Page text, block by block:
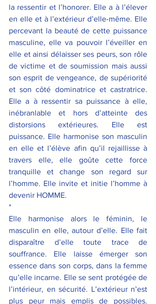
la ressentir et l’honorer. Elle a à l’élever
en elle et à l’extérieur d’elle-même. Elle
percevant la beauté de cette puissance
masculine, elle va pouvoir l’éveiller en
elle et ainsi délaisser ses peurs, son rôle
de victime et de soumission mais aussi
son esprit de vengeance, de supériorité
et son côté dominatrice et castratrice.
Elle a à ressentir sa puissance à elle,
inébranlable et hors d’atteinte des
distorsions extérieures. Elle est
puissance. Elle harmonise son masculin
en elle et l’élève afin qu’il rejaillisse à
travers elle, elle goûte cette force
tranquille et change son regard sur
l’homme. Elle invite et initie l’homme à
devenir HOMME.
*
Elle harmonise alors le féminin, le
masculin en elle, autour d’elle. Elle fait
disparaître d’elle toute trace de
souffrance. Elle laisse émerger son
essence dans son corps, dans la femme
qu’elle incarne. Elle se sent protégée de
l’intérieur, en sécurité. L’extérieur n’est
plus peur mais emplis de possibles.